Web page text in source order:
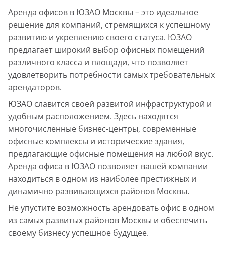
Аренда офисов в ЮЗАО Москвы – это идеальное
решение для компаний, стремящихся к успешному
развитию и укреплению своего статуса. ЮЗАО
предлагает широкий выбор офисных помещений
различного класса и площади, что позволяет
удовлетворить потребности самых требовательных
арендаторов.
ЮЗАО славится своей развитой инфраструктурой и
удобным расположением. Здесь находятся
многочисленные бизнес-центры, современные
офисные комплексы и исторические здания,
предлагающие офисные помещения на любой вкус.
Аренда офиса в ЮЗАО позволяет вашей компании
находиться в одном из наиболее престижных и
динамично развивающихся районов Москвы.
Не упустите возможность арендовать офис в одном
из самых развитых районов Москвы и обеспечить
своему бизнесу успешное будущее.